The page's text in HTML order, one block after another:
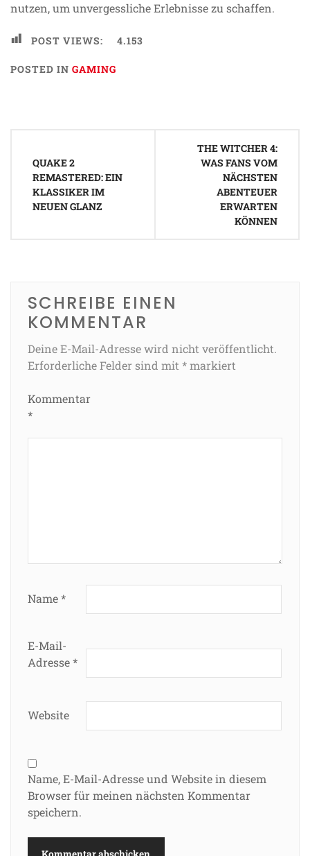
nutzen, um unvergessliche Erlebnisse zu schaffen.
POST VIEWS: 4.153
POSTED IN GAMING
QUAKE 2
REMASTERED: EIN
KLASSIKER IM
NEUEN GLANZ
THE WITCHER 4:
WAS FANS VOM
NÄCHSTEN
ABENTEUER
ERWARTEN
KÖNNEN
SCHREIBE EINEN
KOMMENTAR
Deine E-Mail-Adresse wird nicht veröffentlicht.
Erforderliche Felder sind mit *markiert
Kommentar
*
Name*
E-Mail-
Adresse*
Website
Name, E-Mail-Adresse und Website in diesem
Browser für meinen nächsten Kommentar
speichern.